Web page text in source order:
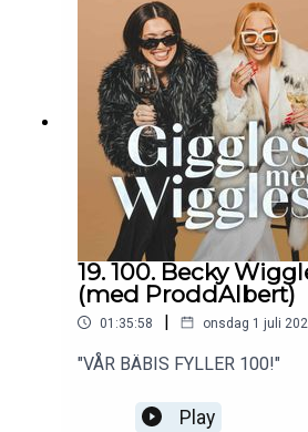
19. 100. Becky
(med ProddAlbert)
01:35:58 | onsdag 1 juli
"VÅR BÄBIS FYLLER 100!"
Play